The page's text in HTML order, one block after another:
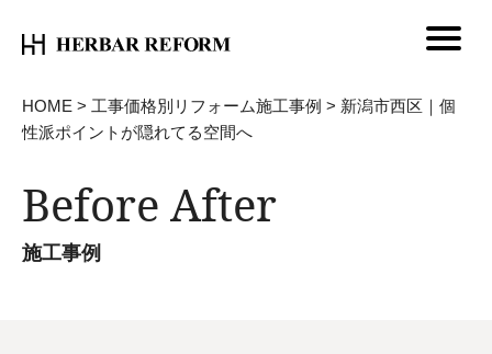
HOME > 工事価格別リフォーム施工事例 > 新潟市西区｜個
性派ポイントが隠れてる空間へ
Before After
施工事例